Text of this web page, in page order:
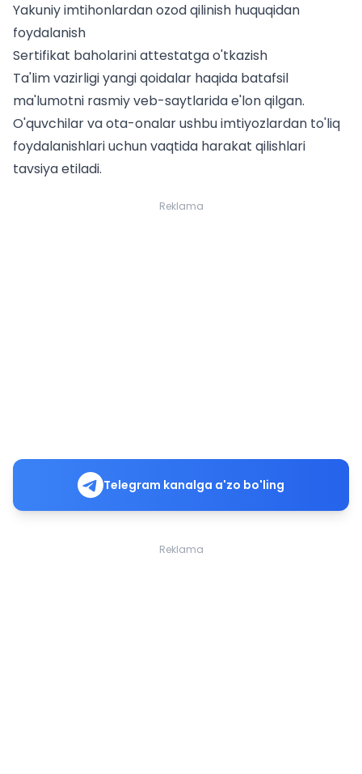
Yakuniy imtihonlardan ozod qilinish huquqidan
foydalanish
Sertifikat baholarini attestatga o'tkazish
Ta'lim vazirligi yangi qoidalar haqida batafsil
ma'lumotni rasmiy veb-saytlarida e'lon qilgan.
O'quvchilar va ota-onalar ushbu imtiyozlardan to'liq
foydalanishlari uchun vaqtida harakat qilishlari
tavsiya etiladi.
Reklama
Telegram kanalga a'zo bo'ling
Reklama